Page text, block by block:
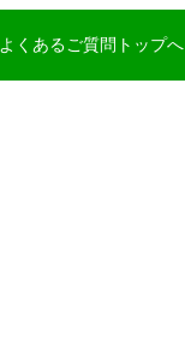
よくあるご質問トップへ